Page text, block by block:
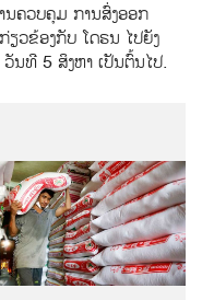
ນຄວບຄຸມ ການສົ່ງອອກ
ຽວຂ້ອງກັບ ໂດຣນ ໄປຍັງ
ນທີ 5 ສິງຫາ ເປັນຕົ້ນໄປ.